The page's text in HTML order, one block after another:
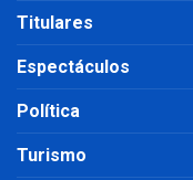
Titulares
Espectáculos
Política
Turismo